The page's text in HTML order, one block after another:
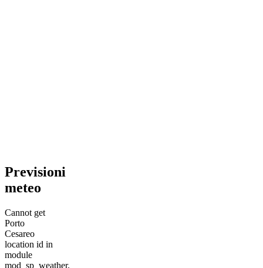
Previsioni
meteo
Cannot get
Porto
Cesareo
location id in
module
mod_sp_weather.